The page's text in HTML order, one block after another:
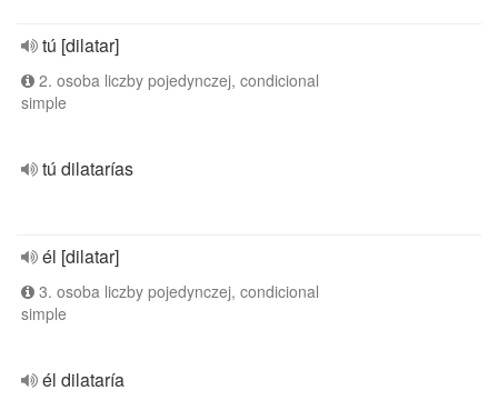
tú [dilatar]
2. osoba liczby pojedynczej, condicional
simple
tú dilatarías
él [dilatar]
3. osoba liczby pojedynczej, condicional
simple
él dilataría